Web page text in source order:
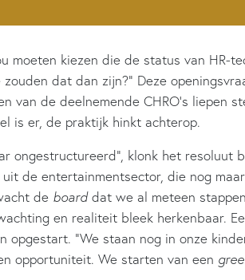
moeten kiezen die de status van HR-
dat dan zijn?” Deze
van de deelnemende CHRO’s liepen
is er, de praktijk hinkt achterop.
ongestructureerd”, klonk het resoluut
de entertainmentsector, die nog
de boarddat we al meteen
en realiteit bleek herkenbaar.
opgestart. “We staan nog in onze
opportuniteit. We starten van een